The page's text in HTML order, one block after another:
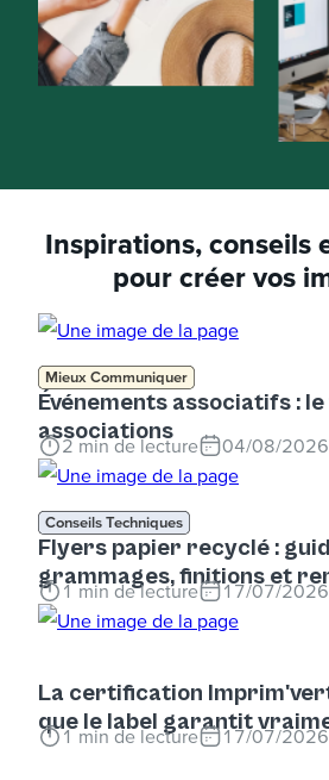
Inspirations, conseils
pour créer vos
Mieux Communiquer
Événements associatifs :
associations
2 min de lecture 04/08/2026
Conseils Techniques
Flyers papier recyclé :
grammages, finitions et
1min de lecture 17/07/2026
La certification
que le label garantit
1min de lecture 17/07/2026